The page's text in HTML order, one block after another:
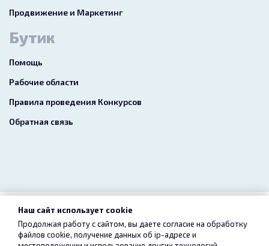
Продвижение и Маркетинг
Бутик
Помощь
Рабочие области
Правила проведения Конкурсов
Обратная связь
2026 freelance.boutique
Пользовательское соглашение Конфиденциальность
Наш сайт использует cookie
Продолжая работу с сайтом, вы даете согласие на обработку
файлов cookie, получение данных об ip-адресе и